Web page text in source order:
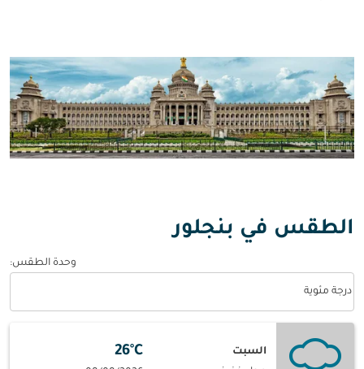
الطقس في بنجلور
وحدة الطقس:
درجة مئوية
السبت
26°C